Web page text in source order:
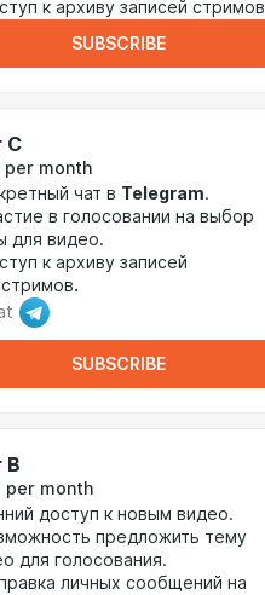
к архиву записей стримов
SUBSCRIBE
C
per month
чат в Telegram.
в голосовании на выбор
для видео.
к архиву записей
.
SUBSCRIBE
B
per month
доступ к новым видео.
предложить тему
для голосования.
личных сообщений на